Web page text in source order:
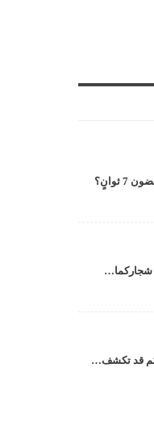
قد تكشف…